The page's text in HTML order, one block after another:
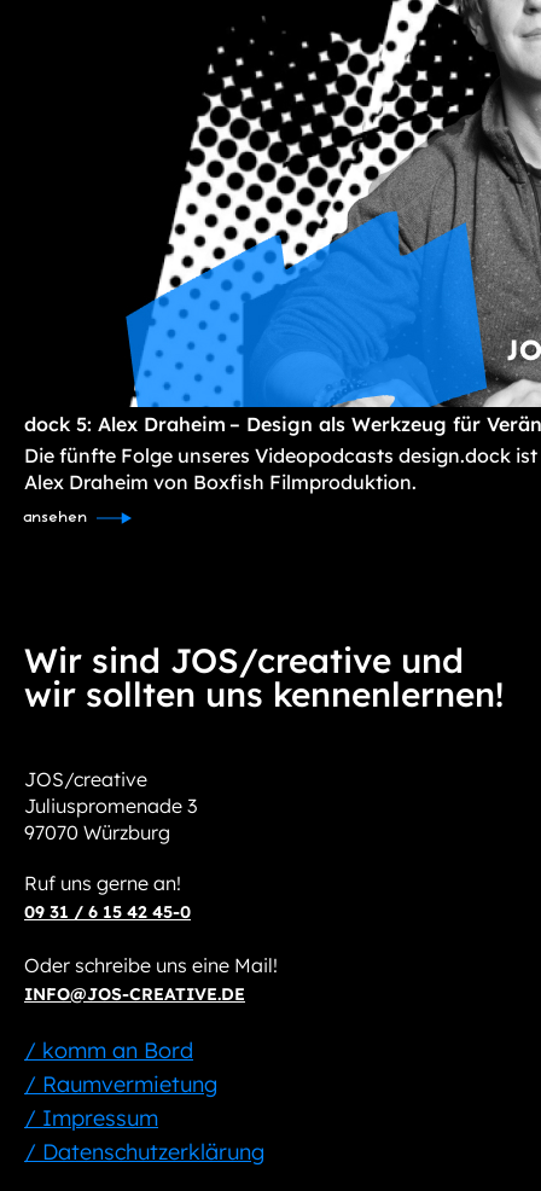
dock 5: Alex Draheim – Design als Werkzeug für
Die fünfte Folge unseres Videopodcasts design.dock
Alex Draheim von Boxfish Filmproduktion.
ansehen
Wir sind JOS/creative und
wir sollten uns kennenlernen!
JOS/creative
Juliuspromenade 3
97070 Würzburg
Ruf uns gerne an!
09 31 / 6 15 42 45-0
Oder schreibe uns eine Mail!
INFO@JOS-CREATIVE.DE
/ komm an Bord
/ Raumvermietung
/ Impressum
/ Datenschutzerklärung